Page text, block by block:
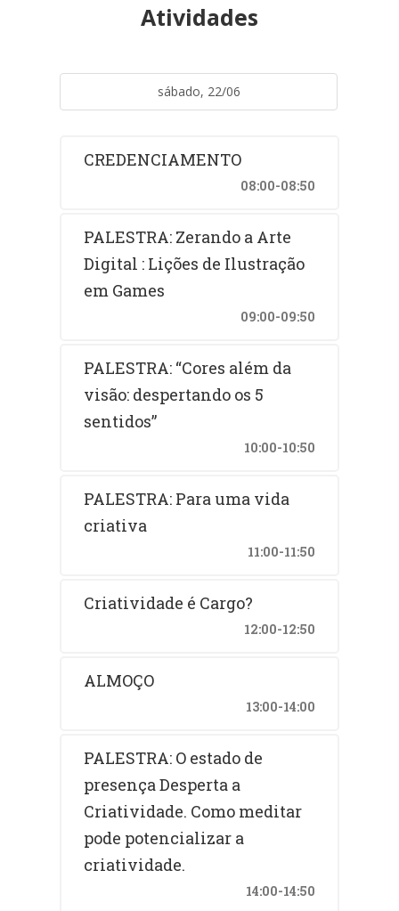
Atividades
sábado, 22/06
CREDENCIAMENTO
08:00-08:50
PALESTRA: Zerando a Arte
Digital : Lições de Ilustração
em Games
09:00-09:50
PALESTRA: “Cores além da
visão: despertando os 5
sentidos”
10:00-10:50
PALESTRA: Para uma vida
criativa
11:00-11:50
Criatividade é Cargo?
12:00-12:50
ALMOÇO
13:00-14:00
PALESTRA: O estado de
presença Desperta a
Criatividade. Como meditar
pode potencializar a
criatividade.
14:00-14:50